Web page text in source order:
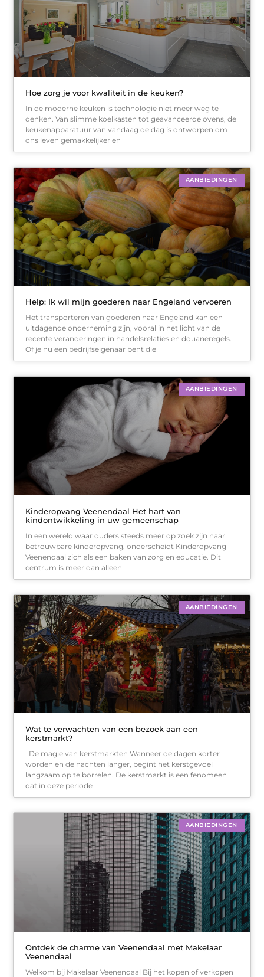
Hoe zorg je voor kwaliteit in de keuken?
In de moderne keuken is technologie niet meer weg te
denken. Van slimme koelkasten tot geavanceerde ovens, de
keukenapparatuur van vandaag de dag is ontworpen om
ons leven gemakkelijker en
AANBIEDINGEN
Help: Ik wil mijn goederen naar Engeland vervoeren
Het transporteren van goederen naar Engeland kan een
uitdagende onderneming zijn, vooral in het licht van de
recente veranderingen in handelsrelaties en douaneregels.
Of je nu een bedrijfseigenaar bent die
AANBIEDINGEN
Kinderopvang Veenendaal Het hart van
kindontwikkeling in uw gemeenschap
In een wereld waar ouders steeds meer op zoek zijn naar
betrouwbare kinderopvang, onderscheidt Kinderopvang
Veenendaal zich als een baken van zorg en educatie. Dit
centrum is meer dan alleen
AANBIEDINGEN
Wat te verwachten van een bezoek aan een
kerstmarkt?
De magie van kerstmarkten Wanneer de dagen korter
worden en de nachten langer, begint het kerstgevoel
langzaam op te borrelen. De kerstmarkt is een fenomeen
dat in deze periode
AANBIEDINGEN
Ontdek de charme van Veenendaal met Makelaar
Veenendaal
Welkom bij Makelaar Veenendaal Bij het kopen of verkopen